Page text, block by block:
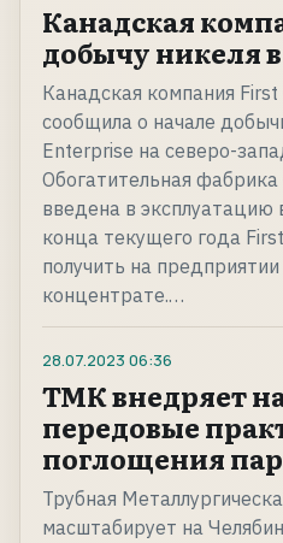
Канадская
добычу никеля
Канадская компания
сообщила о начале
Enterprise на северо-
Обогатительная
введена в эксплуатацию
конца текущего года
получить на
концентрате.…
28.07.2023 06:36
ТМК внедряет
передовые
поглощения
Трубная
масштабирует на